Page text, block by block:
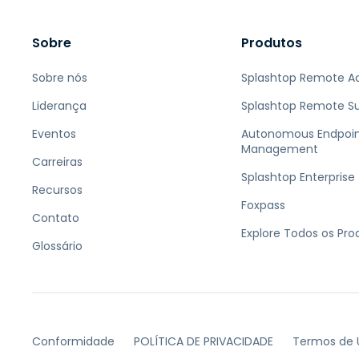
Sobre
Sobre nós
Liderança
Eventos
Carreiras
Recursos
Contato
Glossário
Produtos
Splashtop Remote
Splashtop Remote
Autonomous
Management
Splashtop Enterprise
Foxpass
Explore Todos os
Conformidade POLÍTICA DE PRIVACIDADE Termos de